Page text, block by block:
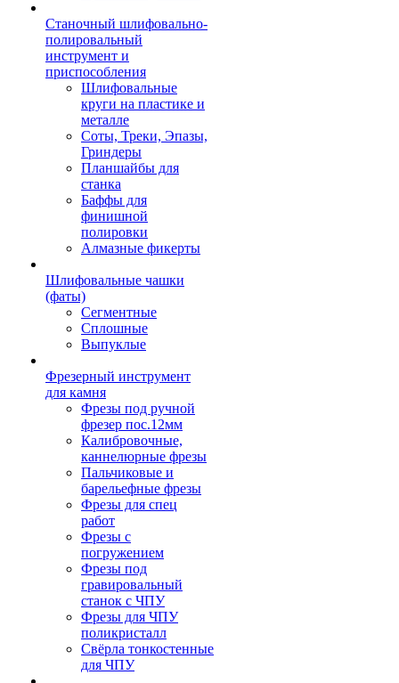
Станочный шлифовально-
полировальный
инструмент и
приспособления
Шлифовальные
круги на пластике и
металле
Соты, Треки, Эпазы,
Гриндеры
Планшайбы для
станка
Баффы для
финишной
полировки
Алмазные фикерты
Шлифовальные чашки
(фаты)
Сегментные
Сплошные
Выпуклые
Фрезерный инструмент
для камня
Фрезы под ручной
фрезер пос.12мм
Калибровочные,
каннелюрные фрезы
Пальчиковые и
барельефные фрезы
Фрезы для спец
работ
Фрезы с
погружением
Фрезы под
гравировальный
станок с ЧПУ
Фрезы для ЧПУ
поликристалл
Свёрла тонкостенные
для ЧПУ